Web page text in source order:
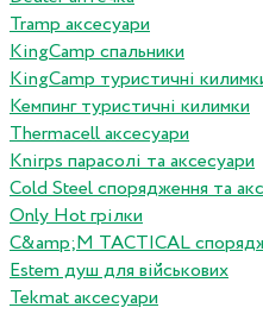
Tramp аксесуари
KingCamp спальники
KingCamp туристичні
Кемпинг туристичні килимки
Thermacell аксесуари
Knirps парасолі та аксесуари
Cold Steel спорядження та
Only Hot грілки
C&amp;M TACTICAL
Estem душ для військових
Tekmat аксесуари